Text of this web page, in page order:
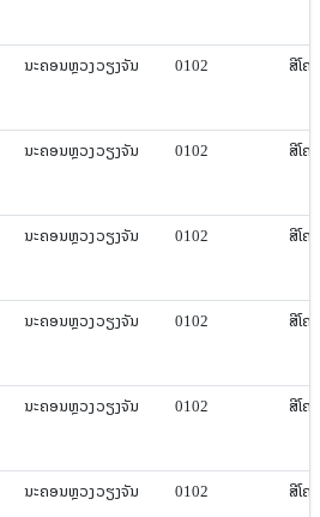
ນະຄອນຫຼວງ​ວຽງ​ຈັນ 0102 ສີ​ໂຄ
ນະຄອນຫຼວງ​ວຽງ​ຈັນ 0102 ສີ​ໂຄ
ນະຄອນຫຼວງ​ວຽງ​ຈັນ 0102 ສີ​ໂຄ
ນະຄອນຫຼວງ​ວຽງ​ຈັນ 0102 ສີ​ໂຄ
ນະຄອນຫຼວງ​ວຽງ​ຈັນ 0102 ສີ​ໂຄ
ນະຄອນຫຼວງ​ວຽງ​ຈັນ 0102 ສີ​ໂຄ